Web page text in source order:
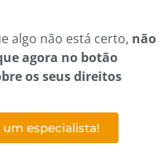
algo não está certo, não
agora no botão
os seus direitos
especialista!